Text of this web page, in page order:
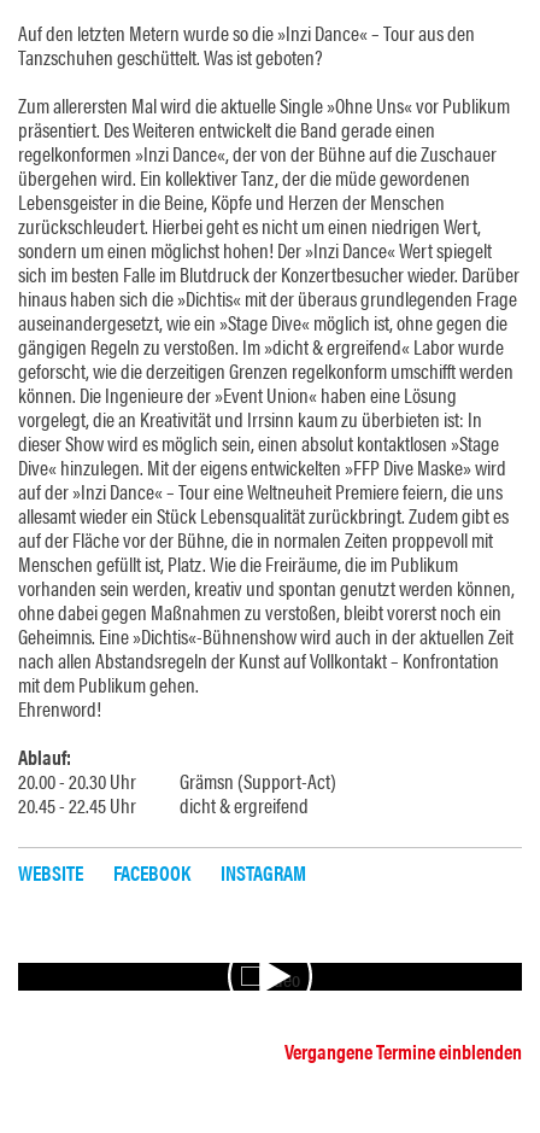
Auf den letzten Metern wurde so die »Inzi Dance« – Tour aus den
Tanzschuhen geschüttelt. Was ist geboten?
Zum allerersten Mal wird die aktuelle Single »Ohne Uns« vor Publikum
präsentiert. Des Weiteren entwickelt die Band gerade einen
regelkonformen »Inzi Dance«, der von der Bühne auf die Zuschauer
übergehen wird. Ein kollektiver Tanz, der die müde gewordenen
Lebensgeister in die Beine, Köpfe und Herzen der Menschen
zurückschleudert. Hierbei geht es nicht um einen niedrigen Wert,
sondern um einen möglichst hohen! Der »Inzi Dance« Wert spiegelt
sich im besten Falle im Blutdruck der Konzertbesucher wieder. Darüber
hinaus haben sich die »Dichtis« mit der überaus grundlegenden Frage
auseinandergesetzt, wie ein »Stage Dive« möglich ist, ohne gegen die
gängigen Regeln zu verstoßen. Im »dicht & ergreifend« Labor wurde
geforscht, wie die derzeitigen Grenzen regelkonform umschifft werden
können. Die Ingenieure der »Event Union« haben eine Lösung
vorgelegt, die an Kreativität und Irrsinn kaum zu überbieten ist: In
dieser Show wird es möglich sein, einen absolut kontaktlosen »Stage
Dive« hinzulegen. Mit der eigens entwickelten »FFP Dive Maske» wird
auf der »Inzi Dance« – Tour eine Weltneuheit Premiere feiern, die uns
allesamt wieder ein Stück Lebensqualität zurückbringt. Zudem gibt es
auf der Fläche vor der Bühne, die in normalen Zeiten proppevoll mit
Menschen gefüllt ist, Platz. Wie die Freiräume, die im Publikum
vorhanden sein werden, kreativ und spontan genutzt werden können,
ohne dabei gegen Maßnahmen zu verstoßen, bleibt vorerst noch ein
Geheimnis. Eine »Dichtis«-Bühnenshow wird auch in der aktuellen Zeit
nach allen Abstandsregeln der Kunst auf Vollkontakt – Konfrontation
mit dem Publikum gehen.
Ehrenword!
Ablauf:
20.00 - 20.30 Uhr Grämsn (Support-Act)
20.45 - 22.45 Uhr dicht & ergreifend
WEBSITE FACEBOOK INSTAGRAM
Vergangene Termine einblenden